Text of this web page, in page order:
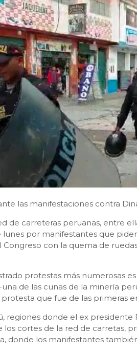
las manifestaciones contra
de carreteras peruanas, entre
por manifestantes que
con la quema de
protestas más numerosas
de las cunas de la minería
que fue de las primeras
regiones donde el ex presidente
los cortes de la red de carretas,
donde los manifestantes